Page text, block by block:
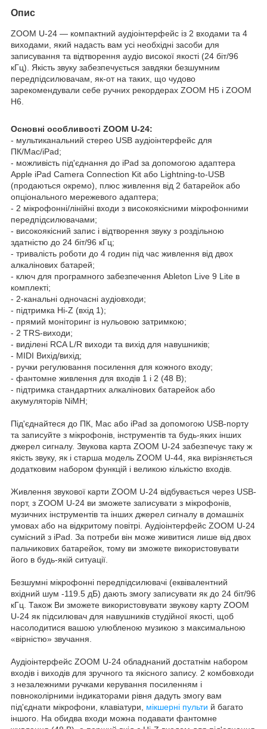
Опис
ZOOM U-24 — компактний аудіоінтерфейс із 2 входами та 4
виходами, який надасть вам усі необхідні засоби для
записування та відтворення аудіо високої якості (24 біт/96
кГц). Якість звуку забезпечується завдяки безшумним
передпідсилювачам, як-от на таких, що чудово
зарекомендували себе ручних рекордерах ZOOM H5 і ZOOM
H6.
Основні особливості ZOOM U-24:
- мультиканальний стерео USB аудіоінтерфейс для
ПК/Mac/iPad;
- можливість під'єднання до iPad за допомогою адаптера
Apple iPad Camera Connection Kit або Lightning-to-USB
(продаються окремо), плюс живлення від 2 батарейок або
опціонального мережевого адаптера;
- 2 мікрофонні/лінійні входи з високоякісними мікрофонними
передпідсилювачами;
- високоякісний запис і відтворення звуку з роздільною
здатністю до 24 біт/96 кГц;
- тривалість роботи до 4 годин під час живлення від двох
алкалінових батарей;
- ключ для програмного забезпечення Ableton Live 9 Lite в
комплекті;
- 2-канальні одночасні аудіовходи;
- підтримка Hi-Z (вхід 1);
- прямий моніторинг із нульовою затримкою;
- 2 TRS-виходи;
- виділені RCA L/R виходи та вихід для навушників;
- MIDI Вихід/вихід;
- ручки регулювання посилення для кожного входу;
- фантомне живлення для входів 1 і 2 (48 В);
- підтримка стандартних алкалінових батарейок або
акумуляторів NiMH;
Під'єднайтеся до ПК, Mac або iPad за допомогою USB-порту
та записуйте з мікрофонів, інструментів та будь-яких інших
джерел сигналу. Звукова карта ZOOM U-24 забезпечує таку ж
якість звуку, як і старша модель ZOOM U-44, яка вирізняється
додатковим набором функцій і великою кількістю входів.
Живлення звукової карти ZOOM U-24 відбувається через USB-
порт, з ZOOM U-24 ви зможете записувати з мікрофонів,
музичних інструментів та інших джерел сигналу в домашніх
умовах або на відкритому повітрі. Аудіоінтерфейс ZOOM U-24
сумісний з iPad. За потреби він може живитися лише від двох
пальчикових батарейок, тому ви зможете використовувати
його в будь-якій ситуації.
Безшумні мікрофонні передпідсилювачі (еквівалентний
вхідний шум -119.5 дБ) дають змогу записувати як до 24 біт/96
кГц. Також Ви зможете використовувати звукову карту ZOOM
U-24 як підсилювач для навушників студійної якості, щоб
насолодитися вашою улюбленою музикою з максимальною
«вірністю» звучання.
Аудіоінтерфейс ZOOM U-24 обладнаний достатнім набором
входів і виходів для зручного та якісного запису. 2 комбовходи
з незалежними ручками керування посиленням і
повноколірними індикаторами рівня дадуть змогу вам
під'єднати мікрофони, клавіатури, мікшерні пульти й багато
іншого. На обидва входи можна подавати фантомне